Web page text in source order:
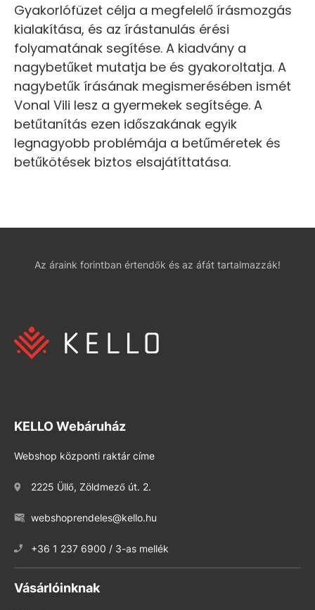
Gyakorlófüzet célja a megfelelő írásmozgás
kialakítása, és az írástanulás érési
folyamatának segítése. A kiadvány a
nagybetűket mutatja be és gyakoroltatja. A
nagybetűk írásának megismerésében ismét
Vonal Vili lesz a gyermekek segítsége. A
betűtanítás ezen időszakának egyik
legnagyobb problémája a betűméretek és
betűkötések biztos elsajátíttatása.
Az áraink forintban értendők és az áfát tartalmazzák!
KELLO Webáruház
Webshop központi raktár címe
2225 Üllő, Zöldmező út. 2.
webshoprendeles@kello.hu
+36 1 237 6900 / 3-as mellék
Vásárlóinknak